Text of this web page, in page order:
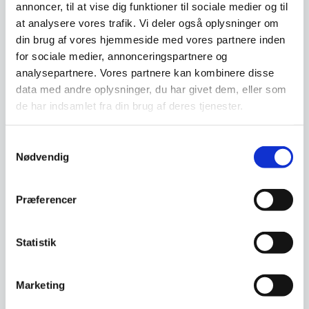
annoncer, til at vise dig funktioner til sociale medier og til
at analysere vores trafik. Vi deler også oplysninger om
din brug af vores hjemmeside med vores partnere inden
for sociale medier, annonceringspartnere og
analysepartnere. Vores partnere kan kombinere disse
data med andre oplysninger, du har givet dem, eller som
de har indsamlet fra din brug af deres tjenester.
Nødvendig
Præferencer
Statistik
Marketing
Yaxell knivmagnet – 35
cm. Mørk Bambus
Flot knivmagnet i mørk Bambus
fra YAXELL. Magneten gemmer
399,00 DKK
oprindelige
399,00 DKK.
319,96DKK
prisVi prismatcher
Adlon3 Knivmagnet af
Teak træ – 40 cm.
Denne knivmagnet fra Adlon3 er
produceret i teaktræ. Bag den
SPAR 20%